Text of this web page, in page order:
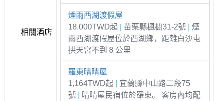
相關酒店
煙雨西湖渡假屋
18,000TWD起
苗栗縣楓櫥31-2號
煙
雨西湖渡假屋位於西湖鄉，距離白沙屯
拱天宮不到 8 公里
羅東晴晴屋
1,164TWD起
宜蘭縣中山路二段75
號
晴晴屋民宿位於羅東。 客房內均配